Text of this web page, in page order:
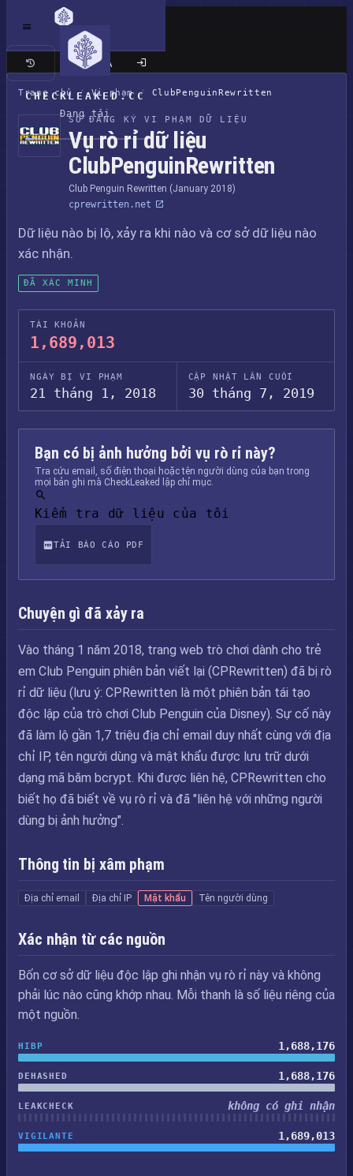
CHECKLEAKED.CC
Đang tải
Trang cổ điển
Trang chủ / Vi phạm / ClubPenguinRewritten
SỔ ĐĂNG KÝ VI PHẠM DỮ LIỆU
Vụ rò rỉ dữ liệu
ClubPenguinRewritten
Club Penguin Rewritten (January 2018)
cprewritten.net
Dữ liệu nào bị lộ, xảy ra khi nào và cơ sở dữ liệu nào
xác nhận.
ĐÃ XÁC MINH
TÀI KHOẢN
1,689,013
NGÀY BỊ VI PHẠM
21 tháng 1, 2018
CẬP NHẬT LẦN CUỐI
30 tháng 7, 2019
Bạn có bị ảnh hưởng bởi vụ rò rỉ này?
Tra cứu email, số điện thoại hoặc tên người dùng của bạn trong
mọi bản ghi mà CheckLeaked lập chỉ mục.
Kiểm tra dữ liệu của tôi
TẢI BÁO CÁO PDF
Chuyện gì đã xảy ra
Vào tháng 1 năm 2018, trang web trò chơi dành cho trẻ
em Club Penguin phiên bản viết lại (CPRewritten) đã bị rò
rỉ dữ liệu (lưu ý: CPRewritten là một phiên bản tái tạo
độc lập của trò chơi Club Penguin của Disney). Sự cố này
đã làm lộ gần 1,7 triệu địa chỉ email duy nhất cùng với địa
chỉ IP, tên người dùng và mật khẩu được lưu trữ dưới
dạng mã băm bcrypt. Khi được liên hệ, CPRewritten cho
biết họ đã biết về vụ rò rỉ và đã "liên hệ với những người
dùng bị ảnh hưởng".
Thông tin bị xâm phạm
Địa chỉ email Địa chỉ IP Mật khẩu Tên người dùng
Xác nhận từ các nguồn
Bốn cơ sở dữ liệu độc lập ghi nhận vụ rò rỉ này và không
phải lúc nào cũng khớp nhau. Mỗi thanh là số liệu riêng của
một nguồn.
HIBP 1,688,176
DEHASHED 1,688,176
LEAKCHECK không có ghi nhận
VIGILANTE 1,689,013